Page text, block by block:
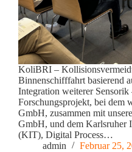
KoliBRI –
Binnenschifffahrt basierend
Integration weiterer Sensorik
Forschungsprojekt, bei dem
GmbH, zusammen mit
GmbH, und dem Karlsruher
(KIT), Digital Process…
admin
Februar 25,